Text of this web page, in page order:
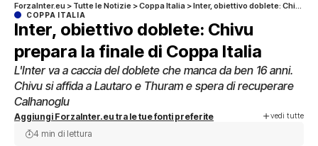
ForzaInter.eu > Tutte le Notizie >Coppa Italia >Inter, obiettivo doblete: Chivu prepara la finale di Coppa Italia
COPPA ITALIA
Inter, obiettivo doblete: Chivu
prepara la finale di Coppa Italia
L'Inter va a caccia del doblete che manca da ben 16 anni.
Chivu si affida a Lautaro e Thuram e spera di recuperare
Calhanoglu
Aggiungi ForzaInter.eu tra le tue fonti preferite vedi tutte
4 min di lettura